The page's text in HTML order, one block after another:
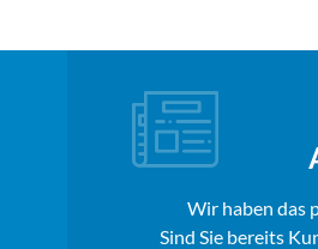
Wir haben das
Sind Sie bereits